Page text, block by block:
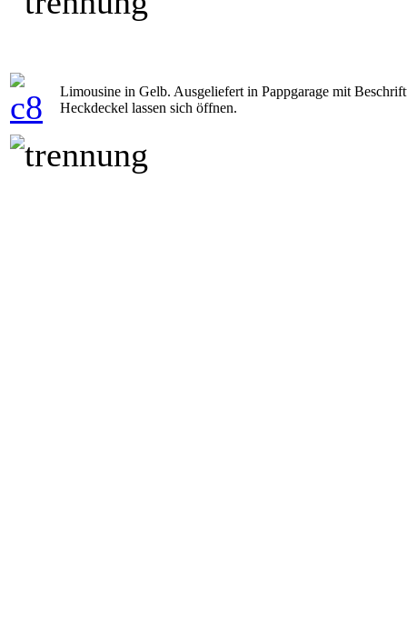
Limousine in Gelb. Ausgeliefert in Pappgarage mit
Heckdeckel lassen sich öffnen.